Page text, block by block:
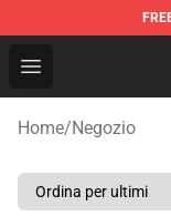
Open menu
Anime Lamp
Home/Negozio